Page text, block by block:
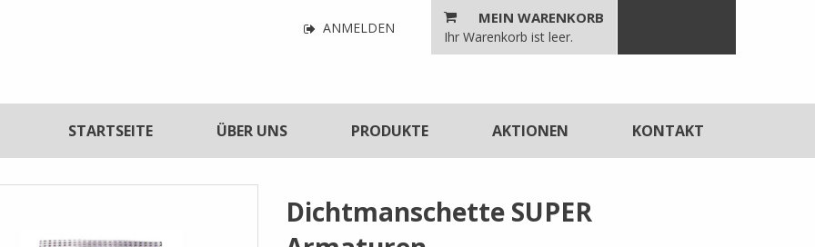
Navigation
Benutzerfunktionen
ANMELDEN
MEIN WARENKORB
Ihr Warenkorb ist leer.
STARTSEITE ÜBER UNS PRODUKTE AKTIONEN KONTAKT
Dichtmanschette SUPER